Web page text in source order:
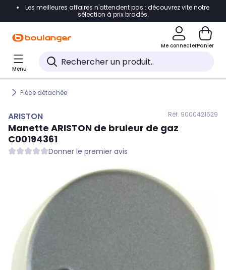
Accéder directement à la navigation
Accéder directement au pied de page
Accéder directement au chatbot
Les meilleures affaires n'attendent pas : découvrez vite notre
sélection à prix bradés.
Me connecterPanier
Menu
Pièce détachée
ARISTON Réf. 9000421629
Manette ARISTON de bruleur de gaz
C00194361
Donner le premier avis